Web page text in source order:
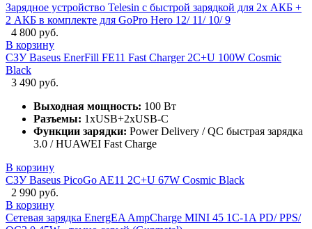
Зарядное устройство Telesin с быстрой зарядкой для 2х АКБ +
2 АКБ в комплекте для GoPro Hero 12/ 11/ 10/ 9
4 800 руб.
В корзину
СЗУ Baseus EnerFill FE11 Fast Charger 2C+U 100W Cosmic
Black
3 490 руб.
Выходная мощность: 100 Вт
Разъемы: 1xUSB+2xUSB-C
Функции зарядки: Power Delivery / QC быстрая зарядка
3.0 / HUAWEI Fast Charge
В корзину
СЗУ Baseus PicoGo AE11 2C+U 67W Cosmic Black
2 990 руб.
В корзину
Сетевая зарядка EnergEA AmpCharge MINI 45 1C-1A PD/ PPS/